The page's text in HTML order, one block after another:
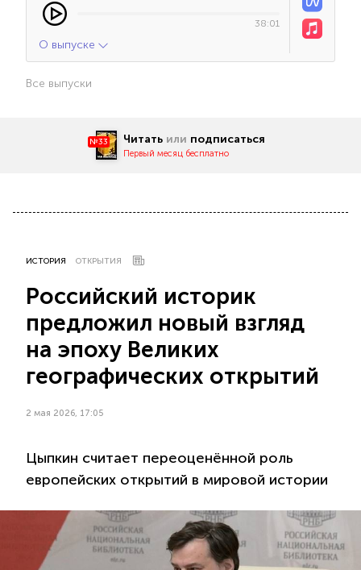
38:01
О выпуске
Все выпуски
№33 Читать или подписаться
Первый месяц бесплатно
ИСТОРИЯ ОТКРЫТИЯ
Российский историк
предложил новый взгляд
на эпоху Великих
географических открытий
2 мая 2026, 17:05
Цыпкин считает переоценённой роль
европейских открытий в мировой истории